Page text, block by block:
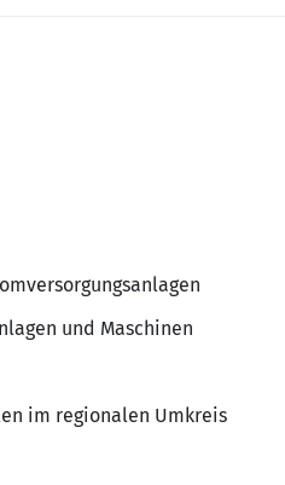
und Maschinen
im regionalen Umkreis